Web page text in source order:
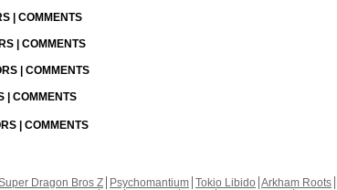
| COMMENTS
| COMMENTS
| COMMENTS
| COMMENTS
| COMMENTS
Dragon Bros Z Psychomantium Tokio Libido Arkham Roots